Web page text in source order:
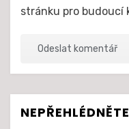
stránku pro budoucí
NEPŘEHLÉDNĚTE